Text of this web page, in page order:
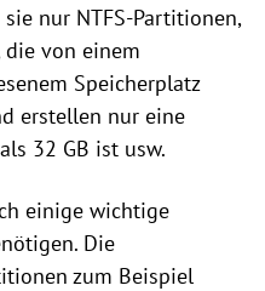
nur NTFS-Partitionen,
von einem
Speicherplatz
erstellen nur eine
32 GB ist usw.
einige wichtige
Die
zum Beispiel